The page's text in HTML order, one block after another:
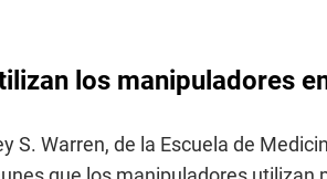
los manipuladores
S. Warren, de la Escuela de